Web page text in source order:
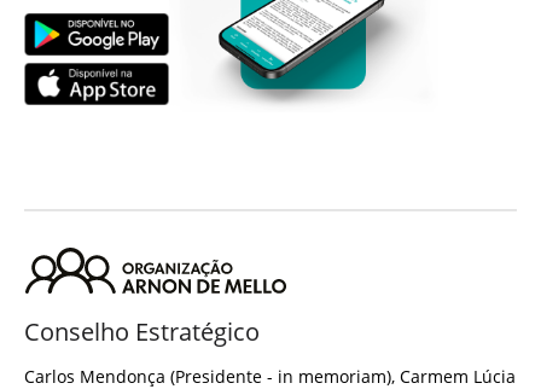
Conselho Estratégico
Carlos Mendonça (Presidente - in memoriam), Carmem Lúcia